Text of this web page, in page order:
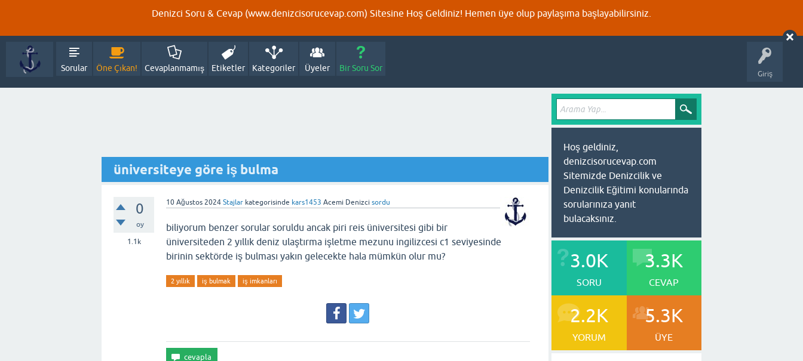
Denizci Soru & Cevap (www.denizcisorucevap.com) Sitesine Hoş Geldiniz! Hemen üye olup paylaşıma başlayabilirsiniz.
Giriş
Sorular Öne Çıkan! Cevaplanmamış Etiketler Kategoriler Üyeler Bir Soru Sor
üniversiteye göre iş bulma
0
oy
1.1k
10 Ağustos 2024 Stajlar kategorisinde kars1453 Acemi Denizci sordu
biliyorum benzer sorular soruldu ancak piri reis üniversitesi gibi bir
üniversiteden 2 yıllık deniz ulaştırma işletme mezunu ingilizcesi c1 seviyesinde
birinin sektörde iş bulması yakın gelecekte hala mümkün olur mu?
2 yıllık iş bulmak iş imkanları
Hoş geldiniz,
denizcisorucevap.com
Sitemizde Denizcilik ve
Denizcilik Eğitimi konularında
sorularınıza yanıt
bulacaksınız.
3.0K
SORU
3.3K
CEVAP
2.2K
YORUM
5.3K
ÜYE